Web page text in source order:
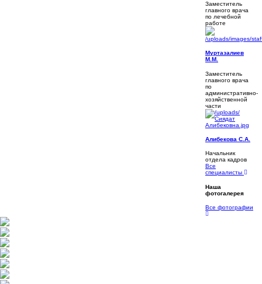
Заместитель
главного врача
по лечебной
работе
Муртазалиев
М.М.
Заместитель
главного врача
по
административно-
хозяйственной
части
Алибекова С.А.
Начальник
отдела кадров
Все
специалисты
Наша
фотогалерея
Все фотографии